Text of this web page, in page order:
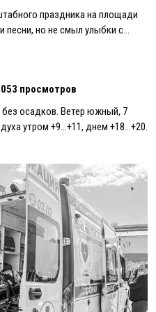
праздника на площади
песни, но не смыл улыбки с…
просмотров
осадков. Ветер южный, 7
утром +9…+11, днем +18…+20.